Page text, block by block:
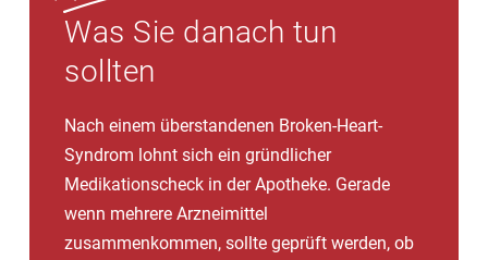
Was Sie danach tun
sollten
Nach einem überstandenen Broken-Heart-
Syndrom lohnt sich ein gründlicher
Medikationscheck in der Apotheke. Gerade
wenn mehrere Arzneimittel
zusammenkommen, sollte geprüft werden, ob